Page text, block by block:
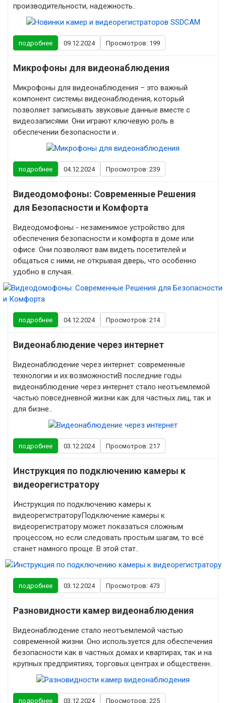
производительности, надежность..
подробнее 09.12.2024 Просмотров: 199
Микрофоны для видеонаблюдения
Микрофоны для видеонаблюдения – это важный
компонент системы видеонаблюдения, который
позволяет записывать звуковые данные вместе с
видеозаписями. Они играют ключевую роль в
обеспечении безопасности и..
подробнее 04.12.2024 Просмотров: 239
Видеодомофоны: Современные Решения
для Безопасности и Комфорта
Видеодомофоны - незаменимое устройство для
обеспечения безопасности и комфорта в доме или
офисе. Они позволяют вам видеть посетителей и
общаться с ними, не открывая дверь, что особенно
удобно в случая..
подробнее 04.12.2024 Просмотров: 214
Видеонаблюдение через интернет
Видеонаблюдение через интернет: современные
технологии и их возможностиВ последние годы
видеонаблюдение через интернет стало неотъемлемой
частью повседневной жизни как для частных лиц, так и
для бизне..
подробнее 03.12.2024 Просмотров: 217
Инструкция по подключению камеры к
видеорегистратору
Инструкция по подключению камеры к
видеорегистраторуПодключение камеры к
видеорегистратору может показаться сложным
процессом, но если следовать простым шагам, то всё
станет намного проще. В этой стат..
подробнее 03.12.2024 Просмотров: 473
Разновидности камер видеонаблюдения
Видеонаблюдение стало неотъемлемой частью
современной жизни. Оно используется для обеспечения
безопасности как в частных домах и квартирах, так и на
крупных предприятиях, торговых центрах и общественн..
подробнее 03.12.2024 Просмотров: 225